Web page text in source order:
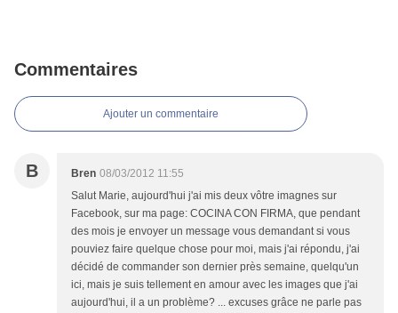
Commentaires
Ajouter un commentaire
B Bren 08/03/2012 11:55
Salut Marie, aujourd'hui j'ai mis deux vôtre imagnes sur
Facebook, sur ma page: COCINA CON FIRMA, que pendant
des mois je envoyer un message vous demandant si vous
pouviez faire quelque chose pour moi, mais j'ai répondu, j'ai
décidé de commander son dernier près semaine, quelqu'un
ici, mais je suis tellement en amour avec les images que j'ai
aujourd'hui, il a un problème? ... excuses grâce ne parle pas